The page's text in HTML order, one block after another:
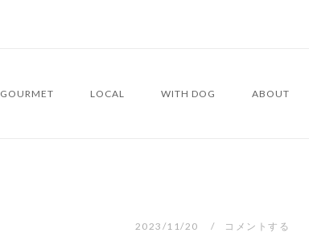
GOURMET LOCAL WITH DOG ABOUT
2023/11/20 コメントする